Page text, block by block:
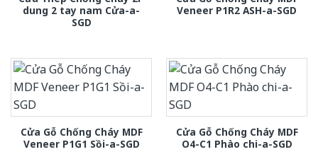
dung 2 tay nam Cửa-a-
SGD
Veneer P1R2 ASH-a-SGD
Cửa Gỗ Chống Cháy MDF
Veneer P1G1 Sồi-a-SGD
Cửa Gỗ Chống Cháy MDF
O4-C1 Phào chi-a-SGD